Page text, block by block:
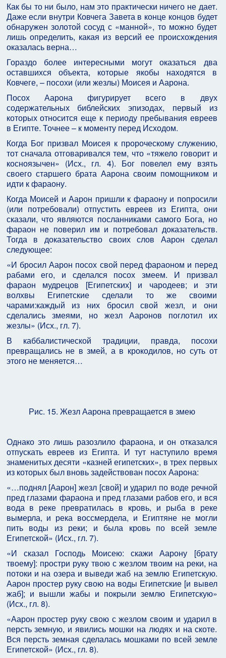
Как бы то ни было, нам это практически ничего не дает.
Даже если внутри Ковчега Завета в конце концов будет
обнаружен золотой сосуд с «манной», то можно будет
лишь определить, какая из версий ее происхождения
оказалась верна…
Гораздо более интересными могут оказаться два
оставшихся объекта, которые якобы находятся в
Ковчеге, – посохи (или жезлы) Моисея и Аарона.
Посох Аарона фигурирует всего в двух
содержательных библейских эпизодах, первый из
которых относится еще к периоду пребывания евреев
в Египте. Точнее – к моменту перед Исходом.
Когда Бог призвал Моисея к пророческому служению,
тот сначала отговаривался тем, что «тяжело говорит и
косноязычен» (Исх., гл. 4). Бог повелел ему взять
своего старшего брата Аарона своим помощником и
идти к фараону.
Когда Моисей и Аарон пришли к фараону и попросили
(или потребовали) отпустить евреев из Египта, они
сказали, что являются посланниками самого Бога, но
фараон не поверил им и потребовал доказательств.
Тогда в доказательство своих слов Аарон сделал
следующее:
«И бросил Аарон посох свой перед фараоном и перед
рабами его, и сделался посох змеем. И призвал
фараон мудрецов [Египетских] и чародеев; и эти
волхвы Египетские сделали то же своими
чарами:каждый из них бросил свой жезл, и они
сделались змеями, но жезл Ааронов поглотил их
жезлы» (Исх., гл. 7).
В каббалистической традиции, правда, посохи
превращались не в змей, а в крокодилов, но суть от
этого не меняется…
Рис. 15. Жезл Аарона превращается в змею
Однако это лишь разозлило фараона, и он отказался
отпускать евреев из Египта. И тут наступило время
знаменитых десяти «казней египетских», в трех первых
из которых был вновь задействован посох Аарона:
«…поднял [Аарон] жезл [свой] и ударил по воде речной
пред глазами фараона и пред глазами рабов его, и вся
вода в реке превратилась в кровь, и рыба в реке
вымерла, и река воссмердела, и Египтяне не могли
пить воды из реки; и была кровь по всей земле
Египетской» (Исх., гл. 7).
«И сказал Господь Моисею: скажи Аарону [брату
твоему]: простри руку твою с жезлом твоим на реки, на
потоки и на озера и выведи жаб на землю Египетскую.
Аарон простер руку свою на воды Египетские [и вывел
жаб]; и вышли жабы и покрыли землю Египетскую»
(Исх., гл. 8).
«Аарон простер руку свою с жезлом своим и ударил в
персть земную, и явились мошки на людях и на скоте.
Вся персть земная сделалась мошками по всей земле
Египетской» (Исх., гл. 8).